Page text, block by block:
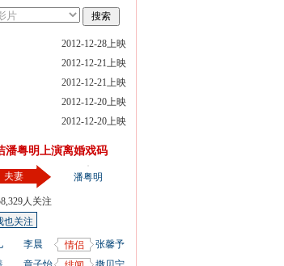
2012-12-28上映
2012-12-21上映
2012-12-21上映
2012-12-20上映
2012-12-20上映
潘粤明上演离婚戏码
夫妻
人关注
也关注
潘粤明
李晨 情侣
张馨予